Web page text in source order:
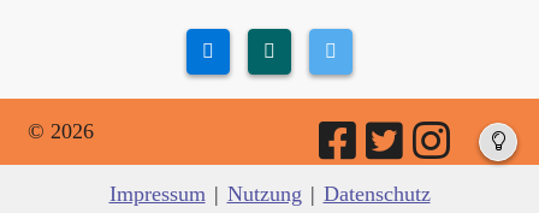
© 2026
Impressum | Nutzung | Datenschutz